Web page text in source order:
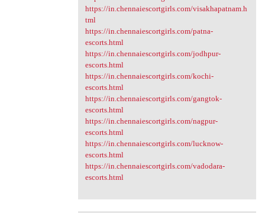
https://in.chennaiescortgirls.com/visakhapatnam.h
tml
https://in.chennaiescortgirls.com/patna-
escorts.html
https://in.chennaiescortgirls.com/jodhpur-
escorts.html
https://in.chennaiescortgirls.com/kochi-
escorts.html
https://in.chennaiescortgirls.com/gangtok-
escorts.html
https://in.chennaiescortgirls.com/nagpur-
escorts.html
https://in.chennaiescortgirls.com/lucknow-
escorts.html
https://in.chennaiescortgirls.com/vadodara-
escorts.html